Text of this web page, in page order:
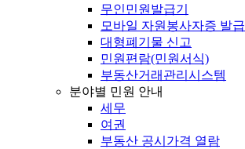
무인민원발급기
모바일 자원봉사자증 발급
대형폐기물 신고
민원편람(민원서식)
부동산거래관리시스템
분야별 민원 안내
세무
여권
부동산 공시가격 열람